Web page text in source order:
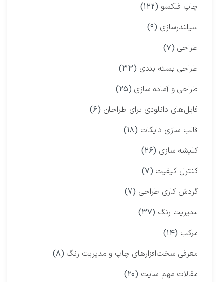
چاپ فلکسو (۱۲۲)
سیلندرسازی (۹)
طراحی (۷)
طراحی بسته بندی (۳۳)
طراحی و آماده سازی (۲۵)
فایل‌های دانلودی برای طراحان (۶)
قالب سازی دایکات (۱۸)
کلیشه سازی (۲۶)
کنترل کیفیت (۷)
گردش کاری طراحی (۷)
مدیریت رنگ (۳۷)
مرکب (۱۴)
معرفی سخت‌افزارهای چاپ و مدیریت رنگ (۸)
مقالات مهم سایت (۲۰)